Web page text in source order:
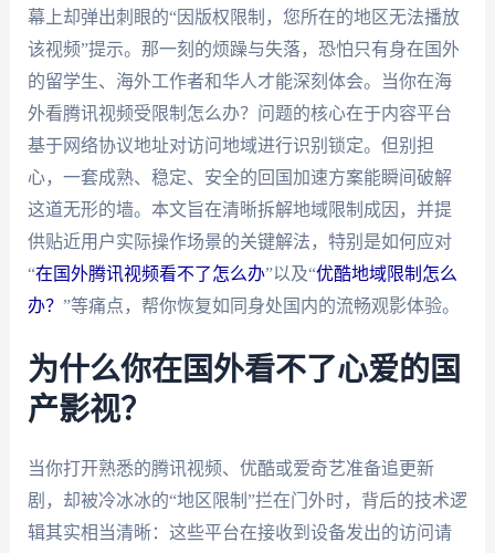
幕上却弹出刺眼的“因版权限制，您所在的地区无法播放
该视频”提示。那一刻的烦躁与失落，恐怕只有身在国外
的留学生、海外工作者和华人才能深刻体会。当你在海
外看腾讯视频受限制怎么办？问题的核心在于内容平台
基于网络协议地址对访问地域进行识别锁定。但别担
心，一套成熟、稳定、安全的回国加速方案能瞬间破解
这道无形的墙。本文旨在清晰拆解地域限制成因，并提
供贴近用户实际操作场景的关键解法，特别是如何应对
“在国外腾讯视频看不了怎么办”以及“优酷地域限制怎么
办？ ”等痛点，帮你恢复如同身处国内的流畅观影体验。
为什么你在国外看不了心爱的国
产影视？
当你打开熟悉的腾讯视频、优酷或爱奇艺准备追更新
剧，却被冷冰冰的“地区限制”拦在门外时，背后的技术逻
辑其实相当清晰：这些平台在接收到设备发出的访问请